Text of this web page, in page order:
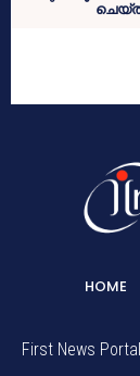
HOME
First News